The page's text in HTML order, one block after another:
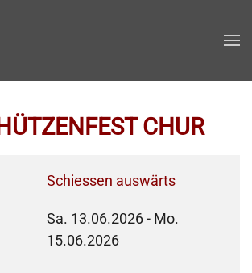
springen
CHUR
Schiessen auswärts
Sa. 13.06.2026- Mo.
15.06.2026